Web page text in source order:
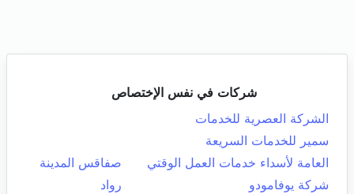
شركات في نفس الإختصاص
الشركة العصرية للخدمات
سمير للخدمات السريعة
العامة لأسداء خدمات العمل الوقتي
صفاقس المدينة
شركة يوفامودو
رواد